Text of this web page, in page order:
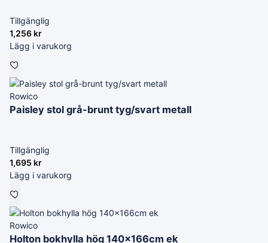
Tillgänglig
1,256 kr
Lägg i varukorg
Rowico
Paisley stol grå-brunt tyg/svart metall
Tillgänglig
1,695 kr
Lägg i varukorg
Rowico
Holton bokhylla hög 140x166cm ek